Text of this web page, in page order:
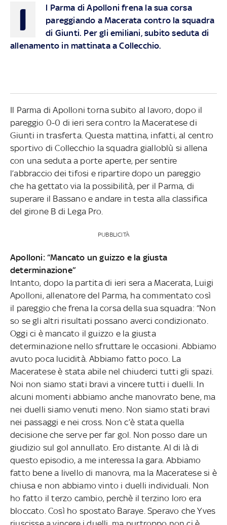
I
l Parma di Apolloni frena la sua corsa
pareggiando a Macerata contro la squadra
di Giunti. Per gli emiliani, subito seduta di
allenamento in mattinata a Collecchio.
Il Parma di Apolloni torna subito al lavoro, dopo il
pareggio 0-0 di ieri sera contro la Maceratese di
Giunti in trasferta. Questa mattina, infatti, al centro
sportivo di Collecchio la squadra gialloblù si allena
con una seduta a porte aperte, per sentire
l’abbraccio dei tifosi e ripartire dopo un pareggio
che ha gettato via la possibilità, per il Parma, di
superare il Bassano e andare in testa alla classifica
del girone B di Lega Pro.
PUBBLICITÀ
Apolloni: “Mancato un guizzo e la giusta
determinazione”
Intanto, dopo la partita di ieri sera a Macerata, Luigi
Apolloni, allenatore del Parma, ha commentato così
il pareggio che frena la corsa della sua squadra: “Non
so se gli altri risultati possano averci condizionato.
Oggi ci è mancato il guizzo e la giusta
determinazione nello sfruttare le occasioni. Abbiamo
avuto poca lucidità. Abbiamo fatto poco. La
Maceratese è stata abile nel chiuderci tutti gli spazi.
Noi non siamo stati bravi a vincere tutti i duelli. In
alcuni momenti abbiamo anche manovrato bene, ma
nei duelli siamo venuti meno. Non siamo stati bravi
nei passaggi e nei cross. Non c’è stata quella
decisione che serve per far gol. Non posso dare un
giudizio sul gol annullato. Ero distante. Al di là di
questo episodio, a me interessa la gara. Abbiamo
fatto bene a livello di manovra, ma la Maceratese si è
chiusa e non abbiamo vinto i duelli individuali. Non
ho fatto il terzo cambio, perchè il terzino loro era
bloccato. Così ho spostato Baraye. Speravo che Yves